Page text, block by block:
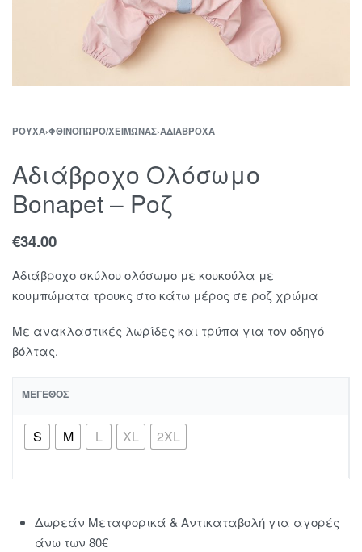
ΡΟΎΧΑ›ΦΘΙΝΌΠΩΡΟ/ΧΕΙΜΏΝΑΣ›ΑΔΙΆΒΡΟΧΑ
Αδιάβροχο Ολόσωμο
Bonapet – Ροζ
€34.00
Αδιάβροχο σκύλου ολόσωμο με κουκούλα με
κουμπώματα τρουκς στο κάτω μέρος σε ροζ χρώμα
Με ανακλαστικές λωρίδες και τρύπα για τον οδηγό
βόλτας.
ΜΈΓΕΘΟΣ
S M L XL 2XL
Δωρεάν Μεταφορικά & Αντικαταβολή για αγορές
άνω των 80€